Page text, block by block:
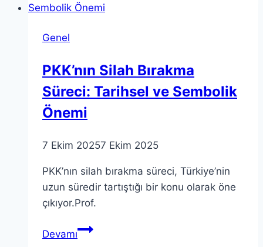
Hayati
Genel
PKK’nın Silah Bırakma
Süreci: Tarihsel ve Sembolik
Önemi
7 Ekim 20257 Ekim 2025
PKK’nın silah bırakma süreci, Türkiye’nin
uzun süredir tartıştığı bir konu olarak öne
çıkıyor.Prof.
DevamıPKK’nın